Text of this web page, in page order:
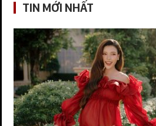
TIN MỚI NHẤT